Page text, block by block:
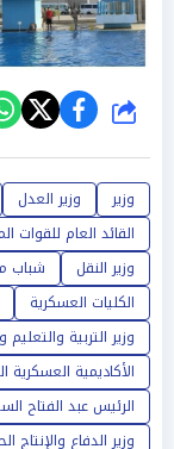
شارك
وزير وزير العدل
القائد العام للقوات
وزير النقل
شباب
الكليات العسكرية
وزير التربية
الأكاديمية العسكرية
الرئيس عبد الفتاح
وزير الدفاع والإنتاج